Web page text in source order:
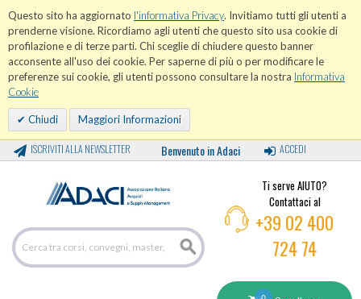
Questo sito ha aggiornato l'informativa Privacy. Invitiamo tutti gli utenti a
prenderne visione. Ricordiamo agli utenti che questo sito usa cookie di
profilazione e di terze parti. Chi sceglie di chiudere questo banner
acconsente all'uso dei cookie. Per saperne di più o per modificare le
preferenze sui cookie, gli utenti possono consultare la nostra Informativa
Cookie
Chiudi Maggiori Informazioni
ISCRIVITI ALLA NEWSLETTER Benvenuto in Adaci ACCEDI
Ti serve AIUTO?
Contattaci al
+39 02 400
724 74